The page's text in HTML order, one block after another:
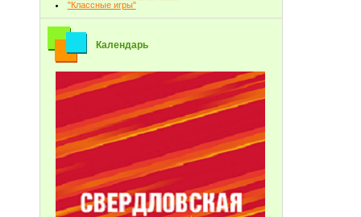
"Классные игры"
Календарь